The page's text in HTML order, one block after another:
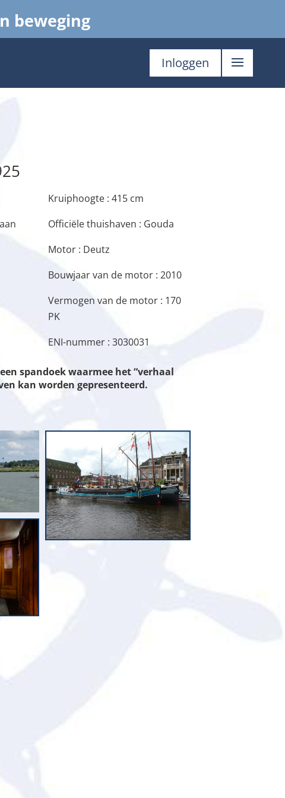
beweging
Inloggen
Kruiphoogte : 415 cm
Officiële thuishaven : Gouda
Motor : Deutz
Bouwjaar van de motor : 2010
Vermogen van de motor : 170
PK
ENI-nummer : 3030031
spandoek waarmee het “verhaal
kan worden gepresenteerd.